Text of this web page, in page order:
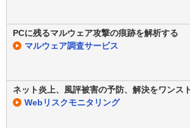
PCに残るマルウェア攻撃の痕跡を解析する
マルウェア調査サービス
ネット炎上、風評被害の予防、解決をワンスト
Webリスクモニタリング